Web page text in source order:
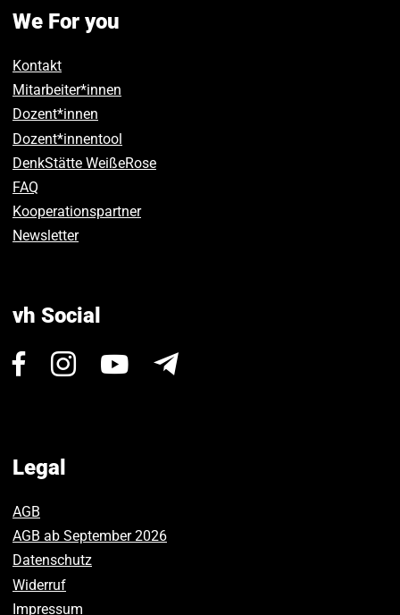
We For you
Kontakt
Mitarbeiter*innen
Dozent*innen
Dozent*innentool
DenkStätte WeißeRose
FAQ
Kooperationspartner
Newsletter
vh Social
Visit Visit
Visit
Legal
AGB
AGB ab September 2026
Datenschutz
Widerruf
Impressum